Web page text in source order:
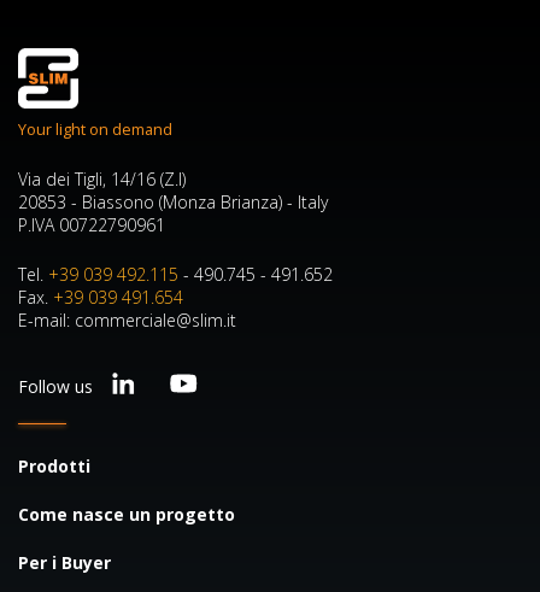
Your light on demand
Via dei Tigli, 14/16 (Z.I)
20853 - Biassono (Monza Brianza) - Italy
P.IVA 00722790961
Tel. +39 039 492.115 - 490.745 - 491.652
Fax. +39 039 491.654
E-mail: commerciale@slim.it
Follow us
Prodotti
Come nasce un progetto
Per i Buyer